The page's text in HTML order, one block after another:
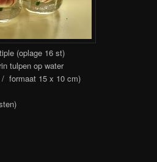
(oplage 16 st)
tulpen op water
/ formaat 15 x 10 cm)